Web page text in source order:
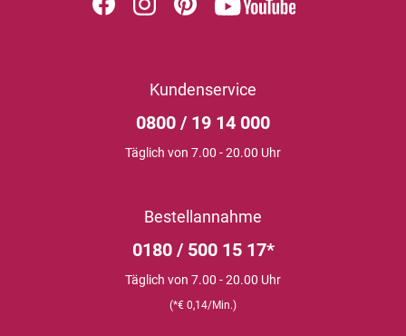
Kundenservice
0800 / 19 14 000
Täglich von 7.00 - 20.00 Uhr
Bestellannahme
0180 / 500 15 17*
Täglich von 7.00 - 20.00 Uhr
(*€ 0,14/Min.)